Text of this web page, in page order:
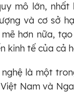
mô lớn, nhất
và cơ sở
hơn nữa,
kinh tế của cả
là một
Nam và